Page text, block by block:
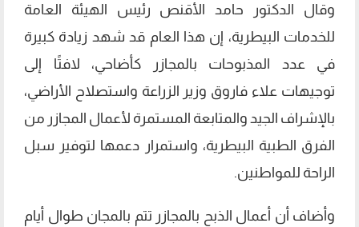
وقال الدكتور حامد الأقنص رئيس الهيئة العامة
للخدمات البيطرية، إن هذا العام قد شهد زيادة كبيرة
في عدد المذبوحات بالمجازر كأضاحي، لافتًا إلى
توجيهات علاء فاروق وزير الزراعة واستصلاح الأراضي،
بالإشراف الجيد والمتابعة المستمرة لأعمال المجازر من
الفرق الطبية البيطرية، واستمرار دعمها لتوفير سبل
الراحة للمواطنين.
وأضاف أن أعمال الذبح بالمجازر تتم بالمجان طوال أيام